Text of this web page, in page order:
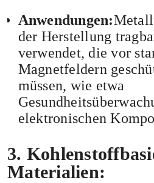
Anwendungen:
der Herstellung
verwendet, die vor
Magnetfeldern
müssen, wie etwa
elektronischen
3.
Materialien: